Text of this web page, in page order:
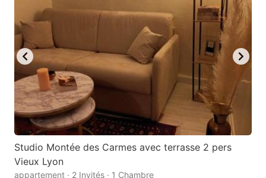
Studio Montée des Carmes avec terrasse 2 pers
Vieux Lyon
appartement · 2 Invités · 1 Chambre